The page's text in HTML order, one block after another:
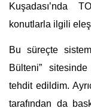
Kuşadası’nda
konutlarla ilgili
Bu süreçte
Bülteni”
tehdit edildim.
tarafından da